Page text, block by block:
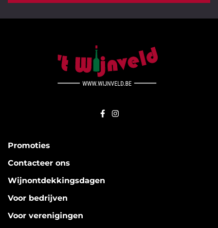
Promoties
Contacteer ons
Wijnontdekkingsdagen
Voor bedrijven
Voor verenigingen